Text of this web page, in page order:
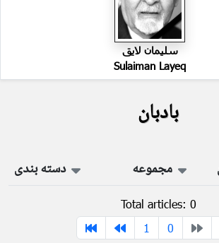
سليمان لايق
Sulaiman Layeq
بادبان
مجموعه دسته بندی
Total articles: 0
1
0